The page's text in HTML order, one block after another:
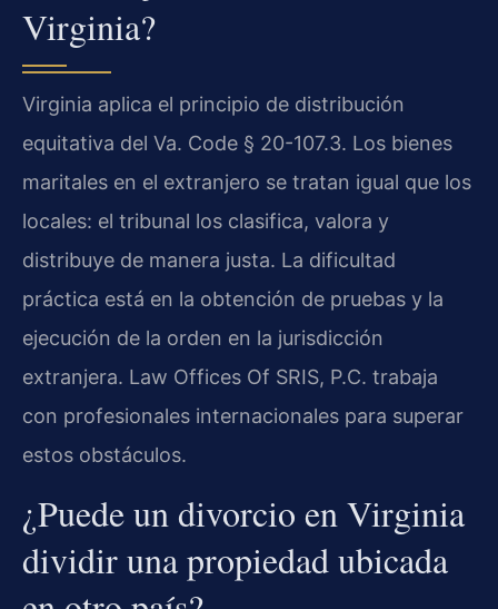
Virginia?
Virginia aplica el principio de distribución
equitativa del Va. Code § 20-107.3. Los bienes
maritales en el extranjero se tratan igual que los
locales: el tribunal los clasifica, valora y
distribuye de manera justa. La dificultad
práctica está en la obtención de pruebas y la
ejecución de la orden en la jurisdicción
extranjera. Law Offices Of SRIS, P.C. trabaja
con profesionales internacionales para superar
estos obstáculos.
¿Puede un divorcio en Virginia
dividir una propiedad ubicada